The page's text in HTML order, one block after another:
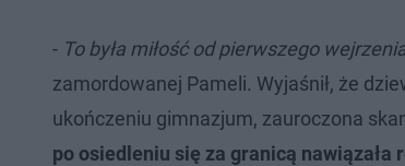
- To była miłość od pierwszego
zamordowanej Pameli. Wyjaśnił, że
ukończeniu gimnazjum, zauroczona
po osiedleniu się za granicą nawiązała